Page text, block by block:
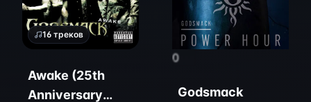
16 треков
Awake (25th
Anniversary
0
Godsmack